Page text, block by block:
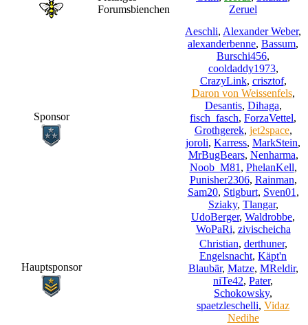
Forumsbienchen
Zeruel
Sponsor
Aeschli, Alexander Weber,
alexanderbenne, Bassum,
Burschi456,
cooldaddy1973,
CrazyLink, crisztof,
Daron von Weissenfels,
Desantis, Dihaga,
fisch_fasch, ForzaVettel,
Grothgerek, jet2space,
joroli, Karress, MarkStein,
MrBugBears, Nenharma,
Noob_M81 , PhelanKell,
Punisher2306, Rainman,
Sam20, Stigburt, Sven01 ,
Sziaky, Tlangar,
UdoBerger, Waldrobbe,
WoPaRi, zivischeicha
Hauptsponsor
Christian, derthuner,
Engelsnacht, Käpt'n
Blaubär, Matze, MReldir,
niTe42, Pater,
Schokowsky,
spaetzleschelli, Vidaz
Nedihe